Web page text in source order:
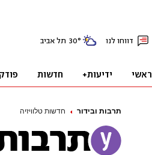
תרבות ובידור חדשות טלוויזיה